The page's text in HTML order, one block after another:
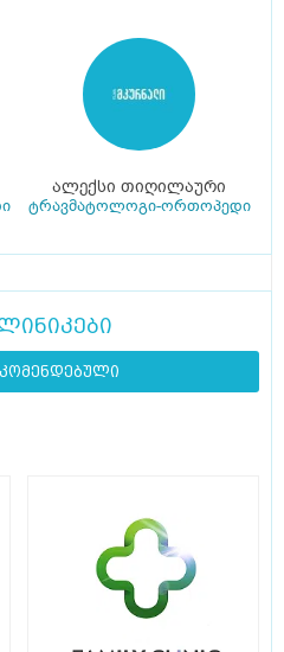
ალექსი თიღილაური
ტრავმატოლოგი-ორთოპედი